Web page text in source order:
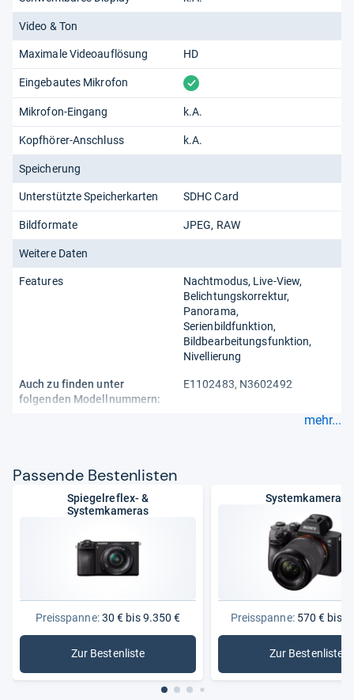
Video & Ton
Maximale Videoauflösung HD
Eingebautes Mikrofon vorhanden
Mikrofon-Eingang k.A.
Kopfhörer-Anschluss k.A.
Speicherung
Unterstützte Speicherkarten SDHC Card
Bildformate JPEG, RAW
Weitere Daten
Features Nachtmodus Live-View
Belichtungskorrektur
Panorama
Serienbildfunktion
Bildbearbeitungsfunktion
Nivellierung
Auch zu finden unter
folgenden Modellnummern:
E1102483, N3602492
mehr...
Pas­sende Bes­ten­lis­ten
Spiegelreflex- &
Systemkameras
Preisspanne:30 € bis 9.350 €
Zur Bestenliste: Spiegelreflex- & Systemkameras
Systemkameras
Preisspanne:570 € bis
Zur Bestenliste
: